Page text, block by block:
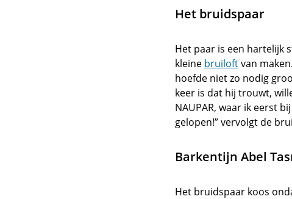
Het bruidspaar
Het paar is een hartelijk
kleine bruiloftvan
hoefde niet zo nodig
keer is dat hij trouwt,
NAUPAR, waar ik eerst
gelopen!” vervolgt de
Barkentijn Abel
Het bruidspaar koos